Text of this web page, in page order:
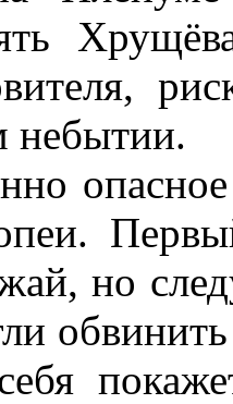
небытии.
но